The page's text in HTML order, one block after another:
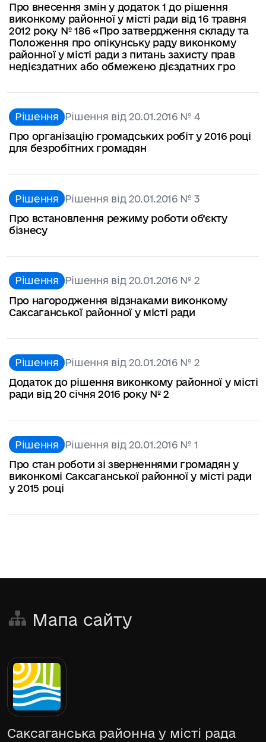
Про внесення змін у додаток 1 до рішення
виконкому районної у місті ради від 16 травня
2012 року № 186 «Про затвердження складу та
Положення про опікунську раду виконкому
районної у місті ради з питань захисту прав
недієздатних або обмежено дієздатних гро
Рішення Рішення від 20.01.2016 № 4
Про організацію громадських робіт у 2016 році
для безробітних громадян
Рішення Рішення від 20.01.2016 № 3
Про встановлення режиму роботи об’єкту
бізнесу
Рішення Рішення від 20.01.2016 № 2
Про нагородження відзнаками виконкому
Саксаганської районної у місті ради
Рішення Рішення від 20.01.2016 № 2
Додаток до рішення виконкому районної у місті
ради від 20 січня 2016 року № 2
Рішення Рішення від 20.01.2016 № 1
Про стан роботи зі зверненнями громадян у
виконкомі Саксаганської районної у місті ради
у 2015 році
Мапа сайту
Саксаганська районна у місті рада